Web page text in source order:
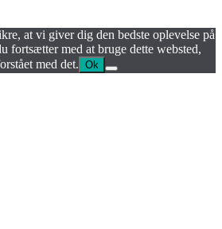
at vi giver dig den bedste oplevelse på
fortsætter med at bruge dette websted,
med det. Ok